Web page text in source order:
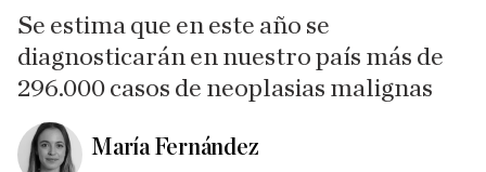
Se estima que en este año se
diagnosticarán en nuestro país más de
296.000 casos de neoplasias malignas
María Fernández